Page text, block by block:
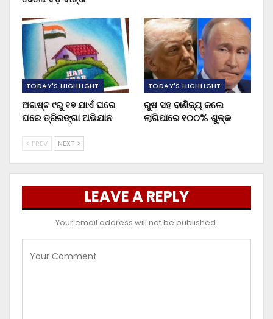
TODAY'S HIGHLIGHT
ଅଗଷ୍ଟ ୯ରୁ ୧୭ ଯାଏଁ ଘରେ
ଘରେ ତ୍ରିରଙ୍ଗା ଅଭିଯାନ
TODAY'S HIGHLIGHT
ରୁଷ ସହ ବାଣିଜ୍ୟ କଲେ
ଲାଗିପାରେ ୧୦୦% ଶୁଳ୍କ
PREV NEXT
LEAVE A REPLY
Your email address will not be published.